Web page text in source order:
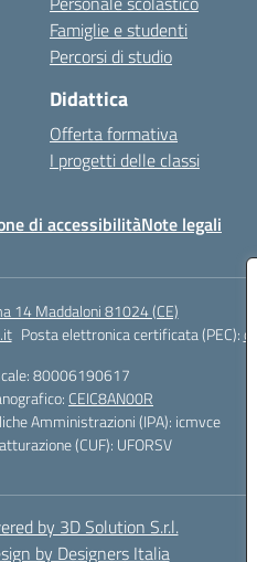
Famiglie e studenti
Percorsi di studio
Didattica
Offerta formativa
I progetti delle classi
di accessibilitàNote legali
14 Maddaloni 81024 (CE)
Posta elettronica certificata (PEC):
80006190617
CEIC8AN00R
Amministrazioni (IPA): icmvce
(CUF): UFORSV
by 3D Solution S.r.l.
by Designers Italia